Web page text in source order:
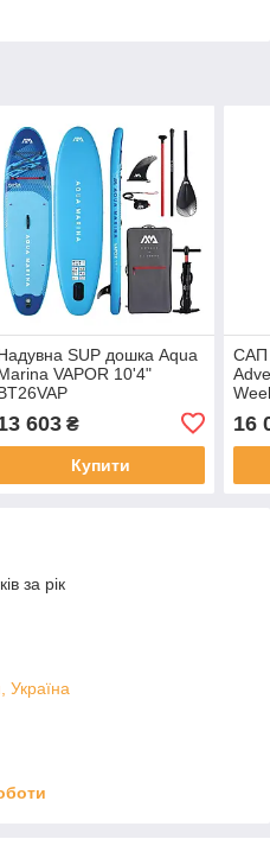
SUP дошка Aqua
VAPOR 10'4"
603₴
Купити
САП
16
за рік
Україна